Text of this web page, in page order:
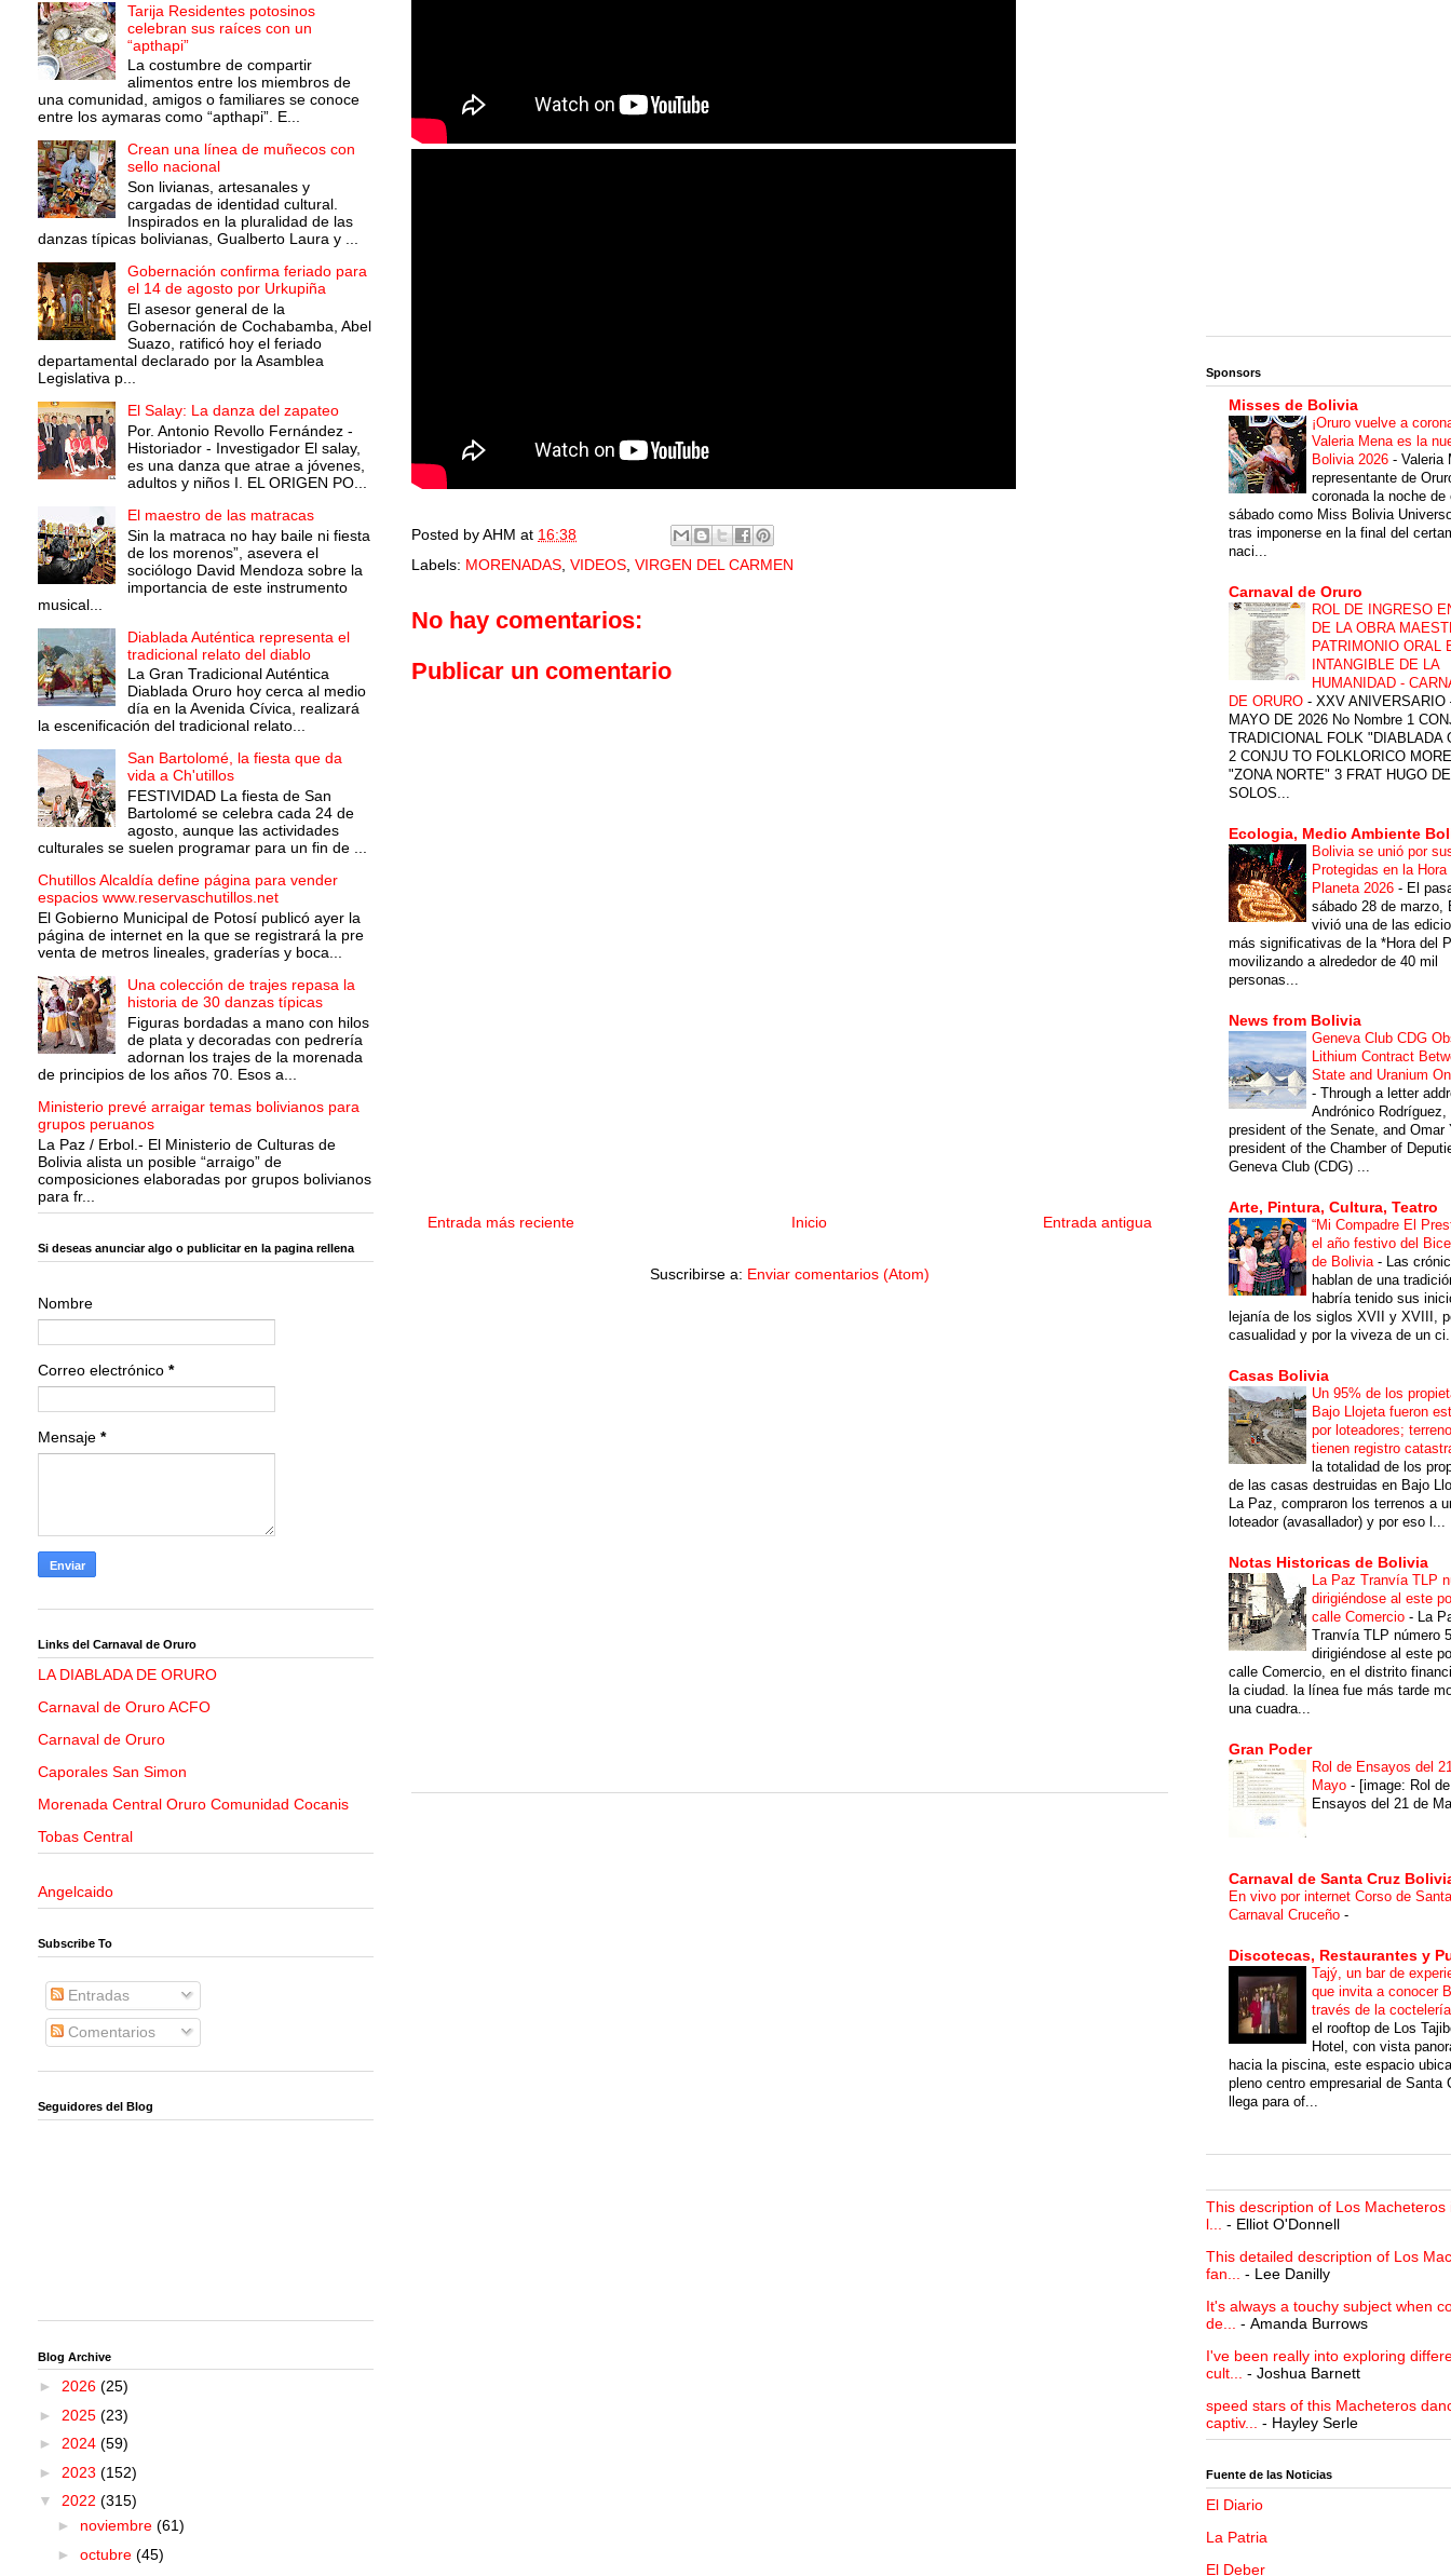
Posted byAHM at 16:38
Labels: MORENADAS, VIDEOS, VIRGEN DEL CARMEN
No hay comentarios:
Publicar un comentario
Entrada más reciente Entrada antigua
Inicio
Suscribirse a: Enviar comentarios (Atom)
Tarija Residentes potosinos
celebran sus raíces con un
“apthapi”
La costumbre de compartir
alimentos entre los miembros de
una comunidad, amigos o familiares se conoce
entre los aymaras como “apthapi”. E...
Crean una línea de muñecos con
sello nacional
Son livianas, artesanales y
cargadas de identidad cultural.
Inspirados en la pluralidad de las
danzas típicas bolivianas, Gualberto Laura y ...
Gobernación confirma feriado para
el 14 de agosto por Urkupiña
El asesor general de la
Gobernación de Cochabamba, Abel
Suazo, ratificó hoy el feriado
departamental declarado por la Asamblea
Legislativa p...
El Salay: La danza del zapateo
Por. Antonio Revollo Fernández -
Historiador - Investigador El salay,
es una danza que atrae a jóvenes,
adultos y niños I. EL ORIGEN PO...
El maestro de las matracas
Sin la matraca no hay baile ni fiesta
de los morenos”, asevera el
sociólogo David Mendoza sobre la
importancia de este instrumento
musical...
Diablada Auténtica representa el
tradicional relato del diablo
La Gran Tradicional Auténtica
Diablada Oruro hoy cerca al medio
día en la Avenida Cívica, realizará
la escenificación del tradicional relato...
San Bartolomé, la fiesta que da
vida a Ch'utillos
FESTIVIDAD La fiesta de San
Bartolomé se celebra cada 24 de
agosto, aunque las actividades
culturales se suelen programar para un fin de ...
Chutillos Alcaldía define página para vender
espacios www.reservaschutillos.net
El Gobierno Municipal de Potosí publicó ayer la
página de internet en la que se registrará la pre
venta de metros lineales, graderías y boca...
Una colección de trajes repasa la
historia de 30 danzas típicas
Figuras bordadas a mano con hilos
de plata y decoradas con pedrería
adornan los trajes de la morenada
de principios de los años 70. Esos a...
Ministerio prevé arraigar temas bolivianos para
grupos peruanos
La Paz / Erbol.- El Ministerio de Culturas de
Bolivia alista un posible “arraigo” de
composiciones elaboradas por grupos bolivianos
para fr...
Si deseas anunciar algo o publicitar en la pagina rellena
Nombre
Correo electrónico *
Mensaje *
Links del Carnaval de Oruro
LA DIABLADA DE ORURO
Carnaval de Oruro ACFO
Carnaval de Oruro
Caporales San Simon
Morenada Central Oruro Comunidad Cocanis
Tobas Central
Angelcaido
Subscribe To
Entradas
Comentarios
Seguidores del Blog
Blog Archive
► 2026 (25)
► 2025 (23)
► 2024 (59)
► 2023 (152)
▼ 2022 (315)
► noviembre (61)
► octubre (45)
Sponsors
Misses de Bolivia
¡Oruro vuelve a
Valeria Mena es la
Bolivia 2026 - Valeria
representante de
coronada la noche de
sábado como Miss Bolivia
tras imponerse en la final del
naci...
Carnaval de Oruro
ROL DE INGRESO
DE LA OBRA
PATRIMONIO ORAL
INTANGIBLE DE LA
HUMANIDAD -
DE ORURO - XXV ANIVERSARIO
MAYO DE 2026 No Nombre 1
TRADICIONAL FOLK "DIABLADA
2 CONJU TO FOLKLORICO
"ZONA NORTE" 3 FRAT HUGO
SOLOS...
Ecologia, Medio Ambiente
Bolivia se unió por
Protegidas en la Hora
Planeta 2026 - El
sábado 28 de marzo,
vivió una de las
más significativas de la *Hora del
movilizando a alrededor de 40 mil
personas...
News from Bolivia
Geneva Club CDG
Lithium Contract
State and Uranium
- Through a letter
Andrónico Rodríguez,
president of the Senate, and Omar
president of the Chamber of
Geneva Club (CDG) ...
Arte, Pintura, Cultura, Teatro
“Mi Compadre El
el año festivo del
de Bolivia - Las
hablan de una
habría tenido sus
lejanía de los siglos XVII y XVIII,
casualidad y por la viveza de un
Casas Bolivia
Un 95% de los
Bajo Llojeta fueron
por loteadores;
tienen registro
la totalidad de los
de las casas destruidas en Bajo
La Paz, compraron los terrenos a
loteador (avasallador) y por eso l...
Notas Historicas de Bolivia
La Paz Tranvía TLP
dirigiéndose al este
calle Comercio - La
Tranvía TLP número 5
dirigiéndose al este
calle Comercio, en el distrito
la ciudad. la línea fue más tarde
una cuadra...
Gran Poder
Rol de Ensayos del
Mayo - [image: Rol de
Ensayos del 21 de
Carnaval de Santa Cruz
En vivo por internet Corso de
Carnaval Cruceño -
Discotecas, Restaurantes y
Tajý, un bar de
que invita a conocer
través de la
el rooftop de Los
Hotel, con vista
hacia la piscina, este espacio
pleno centro empresarial de Santa
llega para of...
This description of Los Macheteros
l...
- Elliot O'Donnell
This detailed description of Los
fan...
- Lee Danilly
It's always a touchy subject when
de...
- Amanda Burrows
I've been really into exploring
cult...
- Joshua Barnett
speed stars of this Macheteros
captiv...
- Hayley Serle
Fuente de las Noticias
El Diario
La Patria
El Deber